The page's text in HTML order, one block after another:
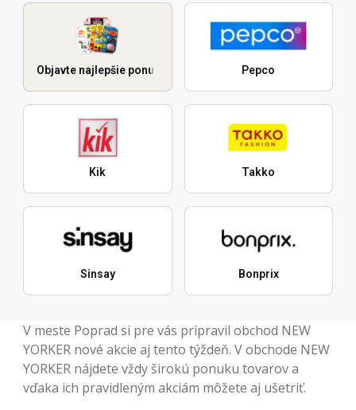
Objavte najlepšie ponuky Pepco
Kik Takko
Sinsay Bonprix
V meste Poprad si pre vás pripravil obchod NEW
YORKER nové akcie aj tento týždeň. V obchode NEW
YORKER nájdete vždy širokú ponuku tovarov a
vďaka ich pravidleným akciám môžete aj ušetriť.